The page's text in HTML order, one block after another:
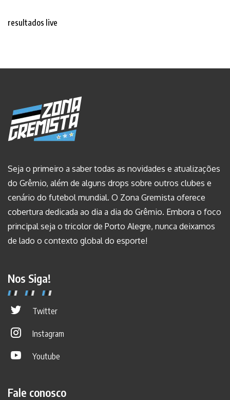
resultados live
Seja o primeiro a saber todas as novidades e atualizações
do Grêmio, além de alguns drops sobre outros clubes e
cenário do futebol mundial. O Zona Gremista oferece
cobertura dedicada ao dia a dia do Grêmio. Embora o foco
principal seja o tricolor de Porto Alegre, nunca deixamos
de lado o contexto global do esporte!
Nos Siga!
Twitter
Instagram
Youtube
Fale conosco